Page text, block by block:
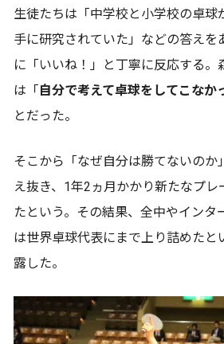
生徒たちは「中学校と小学校の卓球
手に研究されていた」などの答えを
に「いいね！」と丁寧に反応する。
は「自分で考えて卓球をしてこなか
とだった。
そこから「なぜ自分は勝てないのか
え抜き、1年2ヵ月かかり新たなプレ
たという。その結果、全中やインタ
は世界卓球代表にまで上り詰めたと
露した。